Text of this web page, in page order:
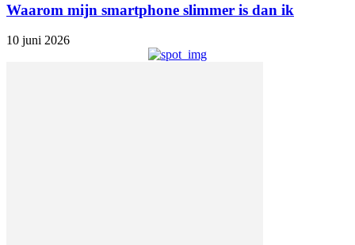
Waarom mijn smartphone slimmer is dan ik
10 juni 2026